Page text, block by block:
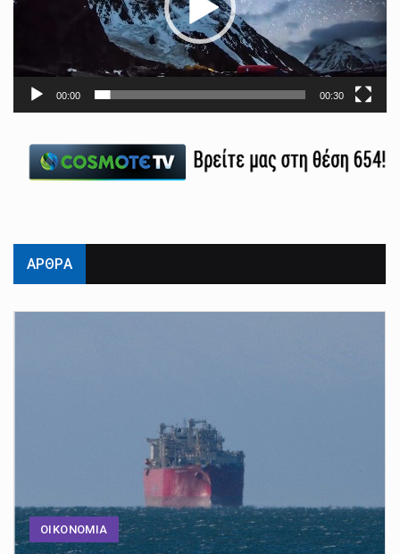
00:00 00:30
ΑΡΘΡΑ
ΟΙΚΟΝΟΜΙΑ